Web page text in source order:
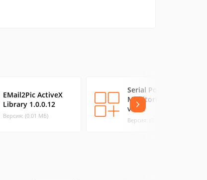
EMail2Pic ActiveX
Library 1.0.0.12
Версия: (0.01 МБ)
Serial Port
Monitoring Control
v1.02
Версия: (3.52 МБ)